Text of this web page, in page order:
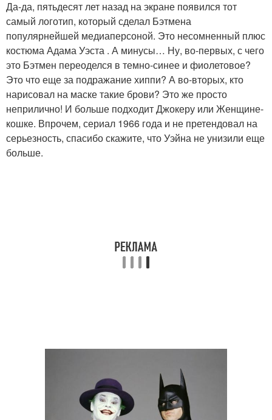
Да-да, пятьдесят лет назад на экране появился тот
самый логотип, который сделал Бэтмена
популярнейшей медиаперсоной. Это несомненный плюс
костюма Адама Уэста . А минусы… Ну, во-первых, с чего
это Бэтмен переоделся в темно-синее и фиолетовое?
Это что еще за подражание хиппи? А во-вторых, кто
нарисовал на маске такие брови? Это же просто
неприлично! И больше подходит Джокеру или Женщине-
кошке. Впрочем, сериал 1966 года и не претендовал на
серьезность, спасибо скажите, что Уэйна не унизили еще
больше.